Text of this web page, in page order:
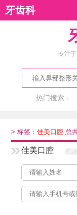
专注
热门搜索：
牙齿科
>标签：佳美口腔 总
佳美口腔